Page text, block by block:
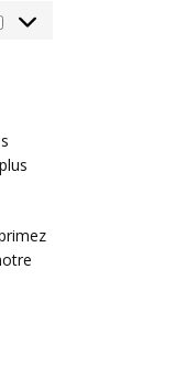
Marketing